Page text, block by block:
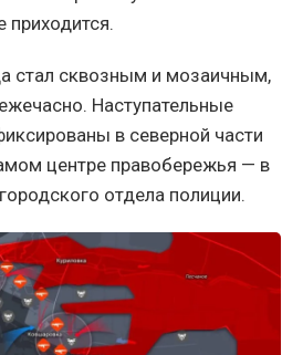
стал сквозным и мозаичным,
Наступательные
в северной части
центре правобережья — в
отдела полиции.